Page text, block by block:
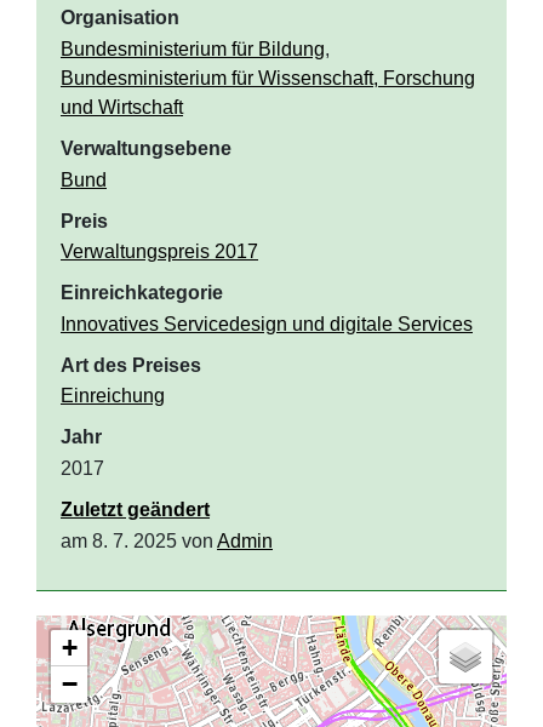
Organisation
Bundesministerium für Bildung,
Bundesministerium für Wissenschaft, Forschung
und Wirtschaft
Verwaltungsebene
Bund
Preis
Verwaltungspreis 2017
Einreichkategorie
Innovatives Servicedesign und digitale Services
Art des Preises
Einreichung
Jahr
2017
Zuletzt geändert
am 8. 7. 2025 von Admin
+
−